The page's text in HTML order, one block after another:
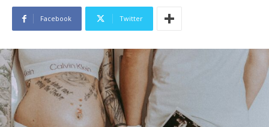
Facebook Twitter